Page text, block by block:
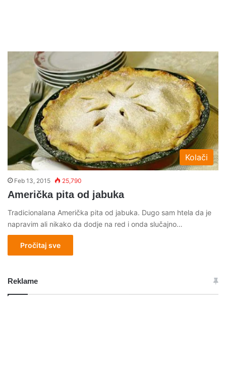
Kolači
Feb 13, 2015 25,790
Američka pita od jabuka
Tradicionalana Američka pita od jabuka. Dugo sam htela da je
napravim ali nikako da dodje na red i onda slučajno…
Pročitaj sve
Reklame